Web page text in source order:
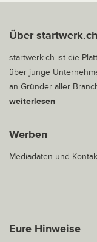
Über startwerk.ch
startwerk.ch ist die
über junge
an Gründer aller
weiterlesen
Werben
Mediadaten und
Eure Hinweise